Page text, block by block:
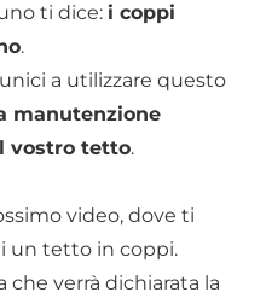
ti dice: i coppi
.
a utilizzare questo
manutenzione
vostro tetto.
video, dove ti
un tetto in coppi.
che verrà dichiarata la